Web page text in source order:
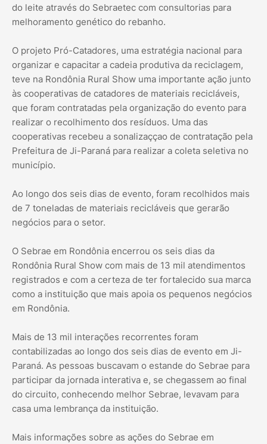
do leite através do Sebraetec com consultorias para
melhoramento genético do rebanho.
O projeto Pró-Catadores, uma estratégia nacional para
organizar e capacitar a cadeia produtiva da reciclagem,
teve na Rondônia Rural Show uma importante ação junto
às cooperativas de catadores de materiais recicláveis,
que foram contratadas pela organização do evento para
realizar o recolhimento dos resíduos. Uma das
cooperativas recebeu a sonalizaççao de contratação pela
Prefeitura de Ji-Paraná para realizar a coleta seletiva no
município.
Ao longo dos seis dias de evento, foram recolhidos mais
de 7 toneladas de materiais recicláveis que gerarão
negócios para o setor.
O Sebrae em Rondônia encerrou os seis dias da
Rondônia Rural Show com mais de 13 mil atendimentos
registrados e com a certeza de ter fortalecido sua marca
como a instituição que mais apoia os pequenos negócios
em Rondônia.
Mais de 13 mil interações recorrentes foram
contabilizadas ao longo dos seis dias de evento em Ji-
Paraná. As pessoas buscavam o estande do Sebrae para
participar da jornada interativa e, se chegassem ao final
do circuito, conhecendo melhor Sebrae, levavam para
casa uma lembrança da instituição.
Mais informações sobre as ações do Sebrae em